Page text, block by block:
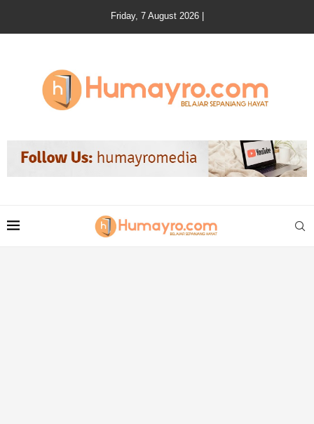
Friday, 7 August 2026 |